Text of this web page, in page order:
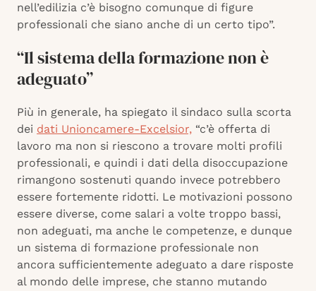
nell’edilizia c’è bisogno comunque di figure
professionali che siano anche di un certo tipo”.
“Il sistema della formazione non è
adeguato”
Più in generale, ha spiegato il sindaco sulla scorta
dei dati Unioncamere-Excelsior, “c’è offerta di
lavoro ma non si riescono a trovare molti profili
professionali, e quindi i dati della disoccupazione
rimangono sostenuti quando invece potrebbero
essere fortemente ridotti. Le motivazioni possono
essere diverse, come salari a volte troppo bassi,
non adeguati, ma anche le competenze, e dunque
un sistema di formazione professionale non
ancora sufficientemente adeguato a dare risposte
al mondo delle imprese, che stanno mutando